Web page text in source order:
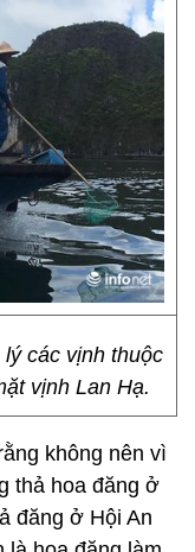
các vịnh thuộc
vịnh Lan Hạ.
không nên vì
thả hoa đăng ở
đăng ở Hội An